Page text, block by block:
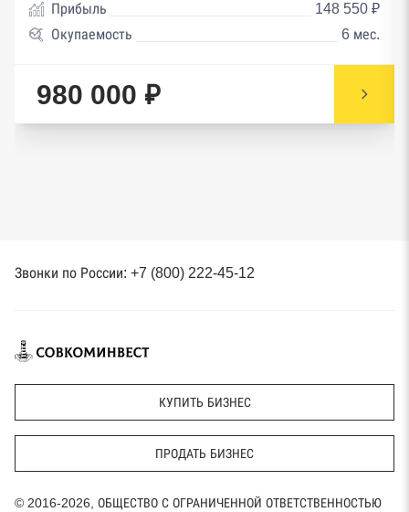
Прибыль
148 550 ₽
Окупаемость
6 мес.
980 000 ₽
Звонки по России: +7 (800) 222-45-12
КУПИТЬ БИЗНЕС
ПРОДАТЬ БИЗНЕС
© 2016-2026, ОБЩЕСТВО С ОГРАНИЧЕННОЙ ОТВЕТСТВЕННОСТЬЮ